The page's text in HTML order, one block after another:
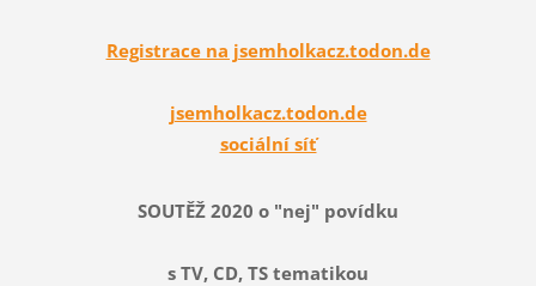
Registrace na jsemholkacz.todon.de
jsemholkacz.todon.de
sociální síť
SOUTĚŽ 2020 o "nej" povídku
s TV, CD, TS tematikou